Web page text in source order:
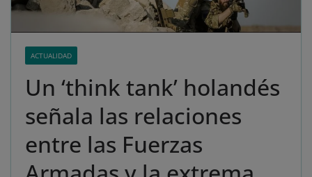
ACTUALIDAD
Un ‘think tank’ holandés
señala las relaciones
entre las Fuerzas